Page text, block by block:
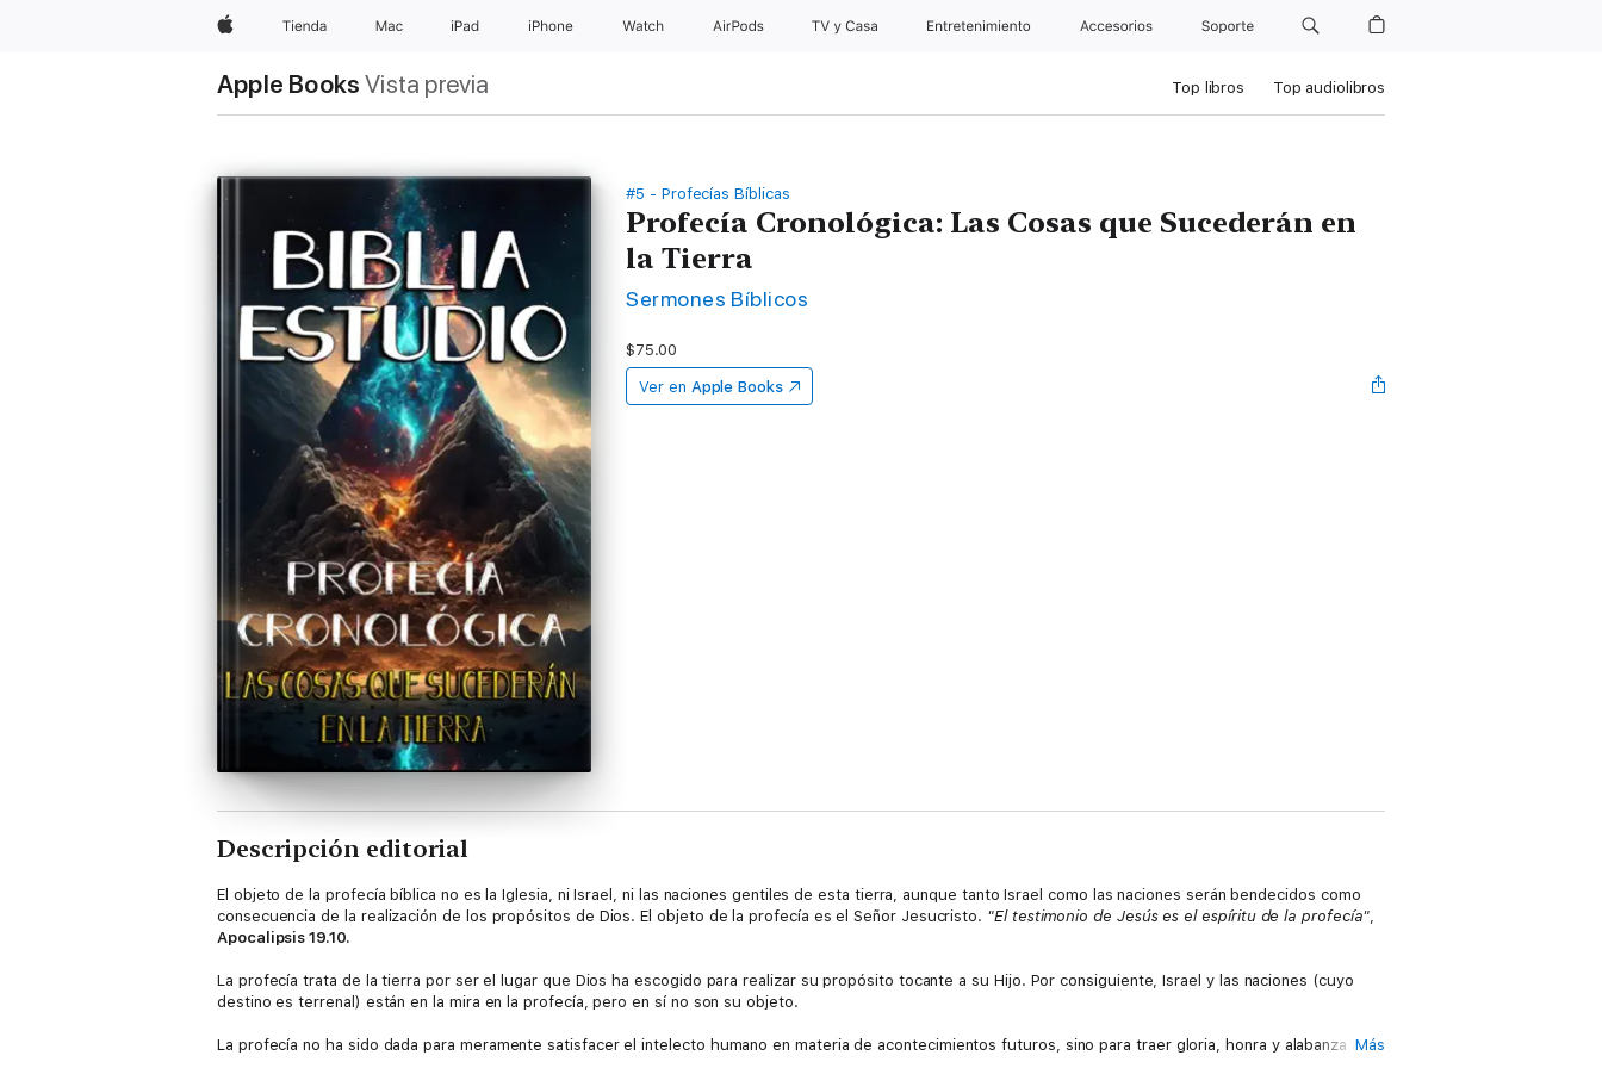
AppleTienda Mac iPad iPhone Watch AirPods TV & Casa Entretenimiento Accesorios Soporte
Apple Books Vista previa Top libros Top audiolibros
#5 - Profecías Bíblicas
Profecía Cronológica: Las Cosas que Sucederán en
la Tierra
Sermones Bíblicos
$75.00
Ver en Apple Books
Descripción editorial
El objeto de la profecía bíblica no es la Iglesia, ni Israel, ni las naciones gentiles de esta tierra, aunque tanto Israel como las naciones serán bendecidos como
consecuencia de la realización de los propósitos de Dios. El objeto de la profecía es el Señor Jesucristo. "El testimonio de Jesús es el espíritu de la profecía",
Apocalipsis 19.10.
La profecía trata de la tierra por ser el lugar que Dios ha escogido para realizar su propósito tocante a su Hijo. Por consiguiente, Israel y las naciones (cuyo
destino es terrenal) están en la mira en la profecía, pero en sí no son su objeto.
La profecía no ha sido dada para meramente satisfacer el intelecto humano en materia de acontecimientos futuros, sino para traer gloria, honra y alabanza aMás